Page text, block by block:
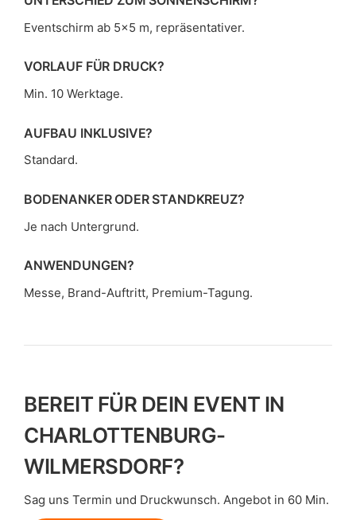
Eventschirm ab 5×5 m, repräsentativer.
VORLAUF FÜR DRUCK?
Min. 10 Werktage.
AUFBAU INKLUSIVE?
Standard.
BODENANKER ODER STANDKREUZ?
Je nach Untergrund.
ANWENDUNGEN?
Messe, Brand-Auftritt, Premium-Tagung.
BEREIT FÜR DEIN EVENT IN
CHARLOTTENBURG-
WILMERSDORF?
Sag uns Termin und Druckwunsch. Angebot in 60 Min.